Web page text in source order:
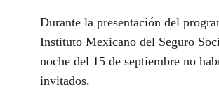
Durante la presentación del
Instituto Mexicano del Seguro
noche del 15 de septiembre no
invitados.